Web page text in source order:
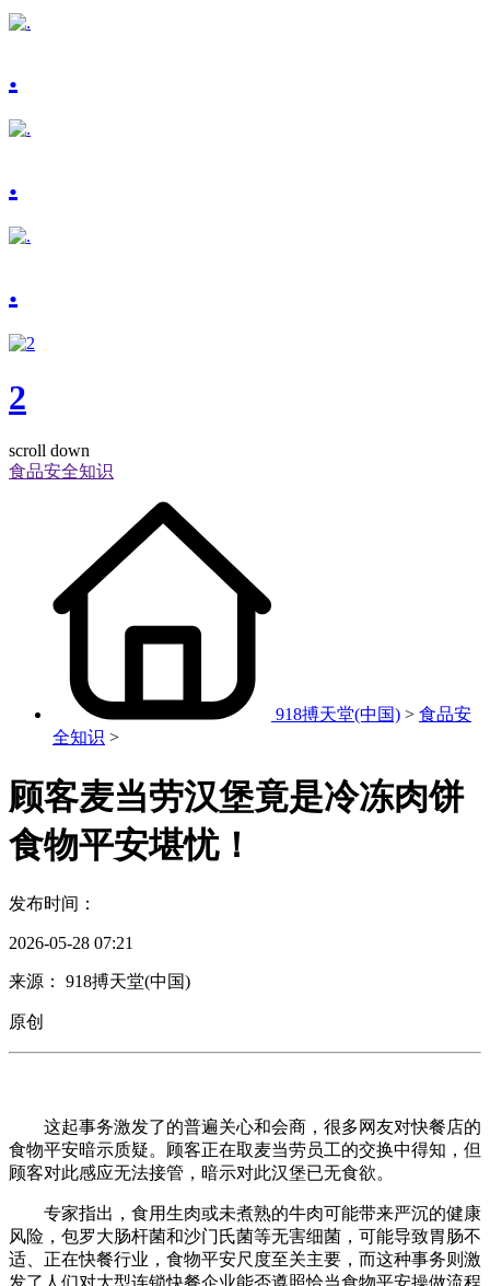
.
.
.
2
scroll down
食品安全知识
918搏天堂(中国) > 食品安
全知识 >
顾客麦当劳汉堡竟是冷冻肉饼
食物平安堪忧！
发布时间：
2026-05-28 07:21
来源： 918搏天堂(中国)
原创
这起事务激发了的普遍关心和会商，很多网友对快餐店的
食物平安暗示质疑。顾客正在取麦当劳员工的交换中得知，但
顾客对此感应无法接管，暗示对此汉堡已无食欲。
专家指出，食用生肉或未煮熟的牛肉可能带来严沉的健康
风险，包罗大肠杆菌和沙门氏菌等无害细菌，可能导致胃肠不
适、正在快餐行业，食物平安尺度至关主要，而这种事务则激
发了人们对大型连锁快餐企业能否遵照恰当食物平安操做流程